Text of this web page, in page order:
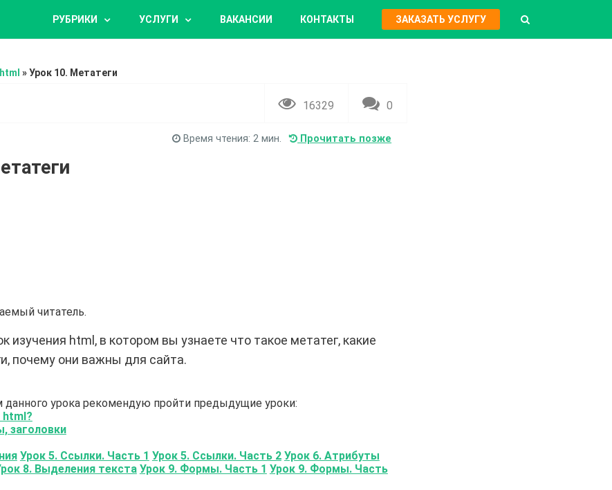
РУБРИКИ УСЛУГИ ВАКАНСИИ КОНТАКТЫ ЗАКАЗАТЬ УСЛУГУ
»Урок 10. Метатеги
0
16329
Время чтения: 2 мин. Прочитать позже
читатель.
изучения html, в котором вы узнаете что такое метатег, какие
почему они важны для сайта.
данного урока рекомендую пройти предыдущие уроки:
html?
заголовки
Урок 5. Ссылки. Часть 1 Урок 5. Ссылки. Часть 2 Урок 6. Атрибуты
8. Выделения текста Урок 9. Формы. Часть 1 Урок 9. Формы. Часть